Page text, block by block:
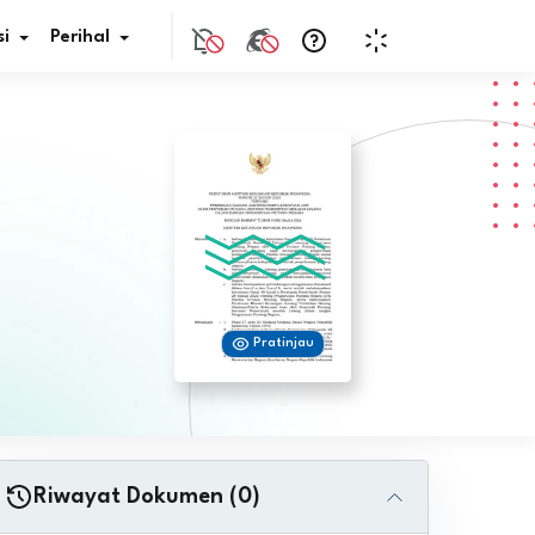
JDIH
Perihal
Pratinjau
Riwayat Dokumen (0)